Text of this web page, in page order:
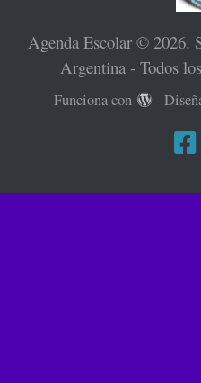
Agenda Escolar © 2026.
Argentina - Todos
Funciona con -